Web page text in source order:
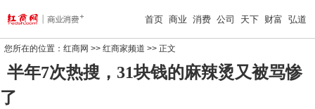
首页 商业 消费 公司 天下 财富 弘道
您所在的位置： 红商网 >> 红商家频道 >> 正文
半年7次热搜，31块钱的麻辣烫又被骂惨
了